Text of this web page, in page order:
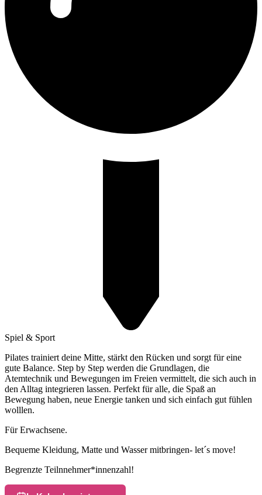
Spiel & Sport
Pilates trainiert deine Mitte, stärkt den Rücken und sorgt für eine
gute Balance. Step by Step werden die Grundlagen, die
Atemtechnik und Bewegungen im Freien vermittelt, die sich auch in
den Alltag integrieren lassen. Perfekt für alle, die Spaß an
Bewegung haben, neue Energie tanken und sich einfach gut fühlen
wolllen.
Für Erwachsene.
Bequeme Kleidung, Matte und Wasser mitbringen- let´s move!
Begrenzte Teilnnehmer*innenzahl!